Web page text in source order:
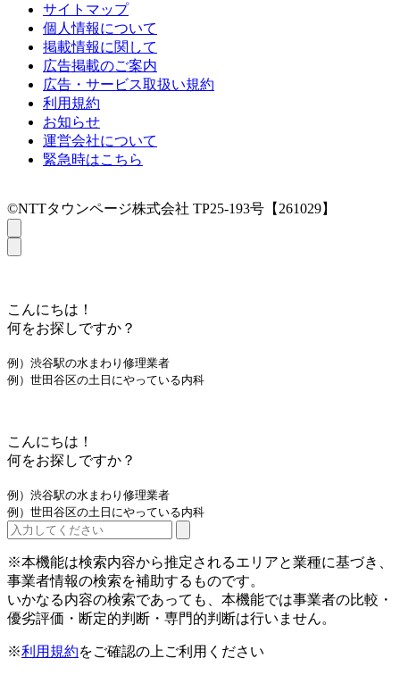
サイトマップ
個人情報について
掲載情報に関して
広告掲載のご案内
広告・サービス取扱い規約
利用規約
お知らせ
運営会社について
緊急時はこちら
©NTTタウンページ株式会社 TP25-193号【261029】
こんにちは！
何をお探しですか？
例）渋谷駅の水まわり修理業者
例）世田谷区の土日にやっている内科
こんにちは！
何をお探しですか？
例）渋谷駅の水まわり修理業者
例）世田谷区の土日にやっている内科
※本機能は検索内容から推定されるエリアと業種に基づき、
事業者情報の検索を補助するものです。
いかなる内容の検索であっても、本機能では事業者の比較・
優劣評価・断定的判断・専門的判断は行いません。
※利用規約をご確認の上ご利用ください